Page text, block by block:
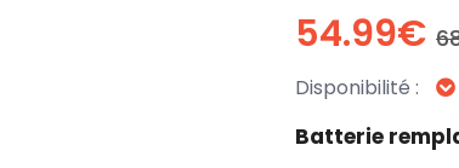
54.99€
Disponibilité :
Batterie